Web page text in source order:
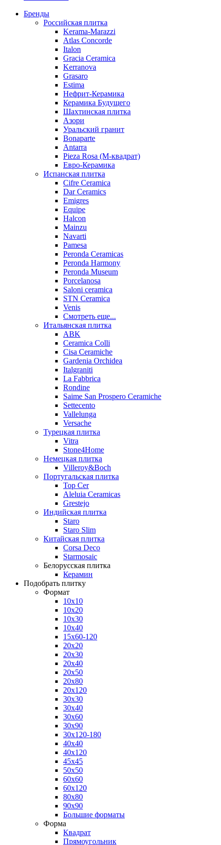
Бренды
Российская плитка
Kerama-Marazzi
Atlas Concorde
Italon
Gracia Ceramica
Kerranova
Grasaro
Estima
Нефрит-Керамика
Керамика Будущего
Шахтинская плитка
Азори
Уральский гранит
Bonaparte
Antarra
Pieza Rosa (М-квадрат)
Евро-Керамика
Испанская плитка
Cifre Ceramica
Dar Ceramics
Emigres
Equipe
Halcon
Mainzu
Navarti
Pamesa
Peronda Ceramicas
Peronda Harmony
Peronda Museum
Porcelanosa
Saloni ceramica
STN Ceramica
Venis
Смотреть еще...
Итальянская плитка
ABK
Ceramica Colli
Cisa Ceramiche
Gardenia Orchidea
Italgraniti
La Fabbrica
Rondine
Saime San Prospero Ceramiche
Settecento
Vallelunga
Versache
Турецкая плитка
Vitra
Stone4Home
Немецкая плитка
Villeroy&Boch
Португальская плитка
Top Cer
Aleluia Ceramicas
Grestejo
Индийская плитка
Staro
Staro Slim
Китайская плитка
Corsa Deco
Starmosaic
Белорусская плитка
Керамин
Подобрать плитку
Формат
10x10
10x20
10x30
10x40
15x60-120
20x20
20x30
20x40
20x50
20x80
20x120
30x30
30x40
30x60
30x90
30x120-180
40x40
40x120
45x45
50x50
60x60
60x120
80x80
90x90
Большие форматы
Форма
Квадрат
Прямоугольник